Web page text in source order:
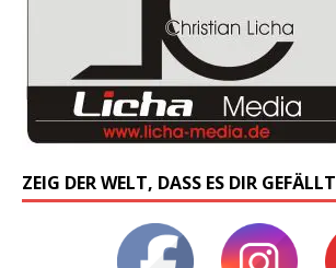
ZEIG DER WELT, DASS ES DIR GEFÄLLT